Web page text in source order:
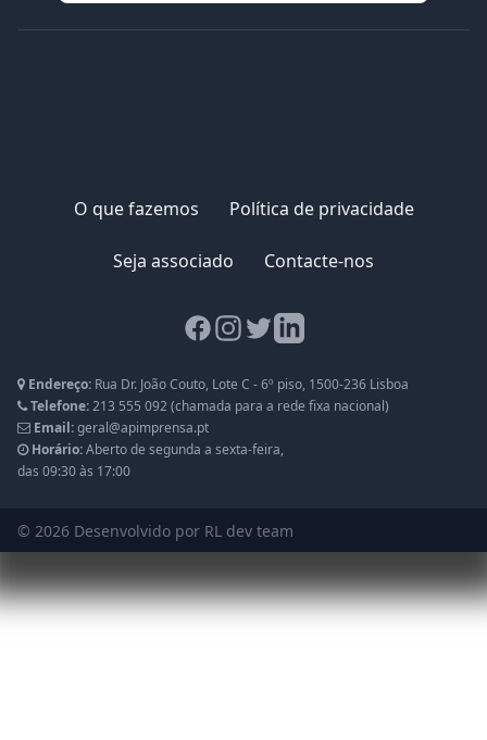
O que fazemos Política de privacidade
Seja associado Contacte-nos
Endereço: Rua Dr. João Couto, Lote C - 6º piso, 1500-236 Lisboa
Telefone:213 555 092(chamada para a rede fixa nacional)
Email:geral@apimprensa.pt
Horário:Aberto de segunda a sexta-feira,
das 09:30 às 17:00
© 2026 Desenvolvido por RL dev team